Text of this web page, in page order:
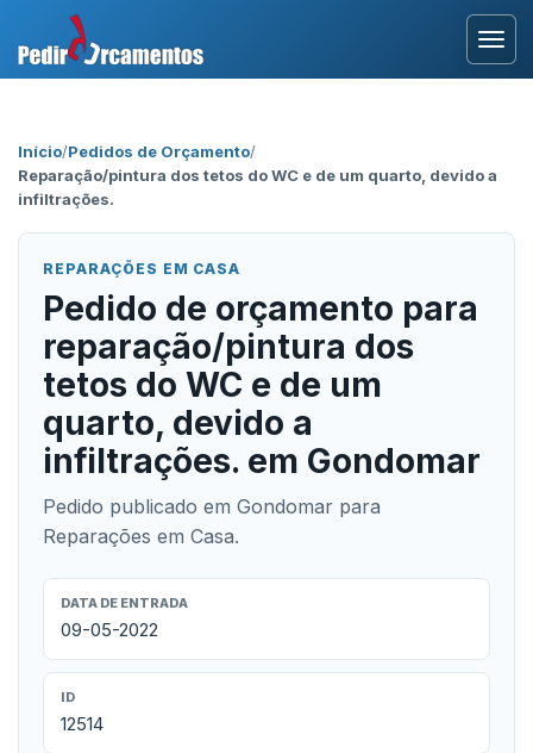
Início/Pedidos de Orçamento/
Reparação/pintura dos tetos do WC e de um quarto, devido a
infiltrações.
REPARAÇÕES EM CASA
Pedido de orçamento para
reparação/pintura dos
tetos do WC e de um
quarto, devido a
infiltrações. em Gondomar
Pedido publicado em Gondomar para
Reparações em Casa.
DATA DE ENTRADA
09-05-2022
ID
12514
Área Profissional
Testemunhos